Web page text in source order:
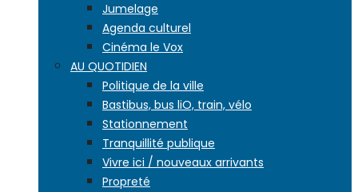
Jumelage
Agenda culturel
Cinéma le Vox
AU QUOTIDIEN
Politique de la ville
Bastibus, bus liO, train, vélo
Stationnement
Tranquillité publique
Vivre ici / nouveaux arrivants
Propreté